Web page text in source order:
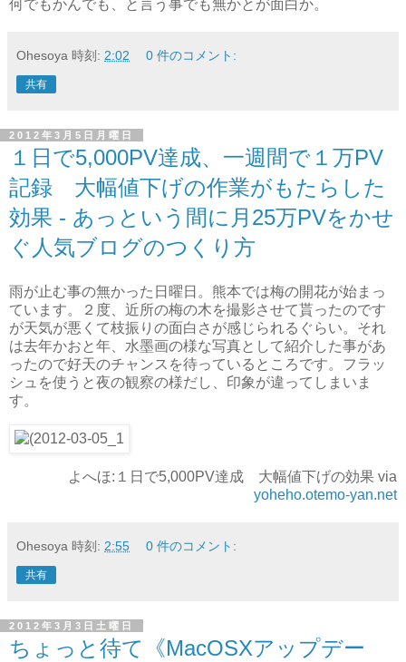
何でもかんでも、と言う事でも無かとが面白か。
Ohesoya 時刻: 2:02 0 件のコメント:
共有
2012年3月5日月曜日
１日で5,000PV達成、一週間で１万PV
記録 大幅値下げの作業がもたらした
効果 - あっという間に月25万PVをかせ
ぐ人気ブログのつくり方
雨が止む事の無かった日曜日。熊本では梅の開花が始まっ
ています。２度、近所の梅の木を撮影させて貰ったのです
が天気が悪くて枝振りの面白さが感じられるぐらい。それ
は去年かおと年、水墨画の様な写真として紹介した事があ
ったので好天のチャンスを待っているところです。フラッ
シュを使うと夜の観察の様だし、印象が違ってしまいま
す。
よへほ:１日で5,000PV達成 大幅値下げの効果 via
yoheho.otemo-yan.net
Ohesoya 時刻: 2:55 0 件のコメント:
共有
2012年3月3日土曜日
ちょっと待て《MacOSXアップデー